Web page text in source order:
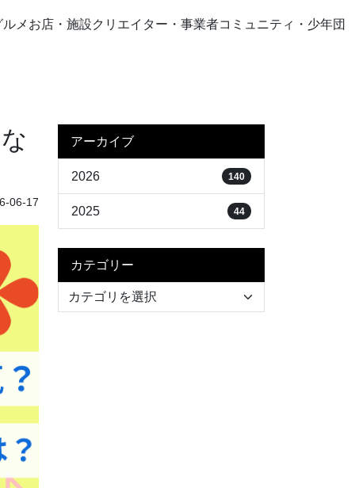
ルメ お店・施設クリエイター・事業者コミュニティ・少年団
06-17
アーカイブ
2026 140
2025 44
カテゴリー